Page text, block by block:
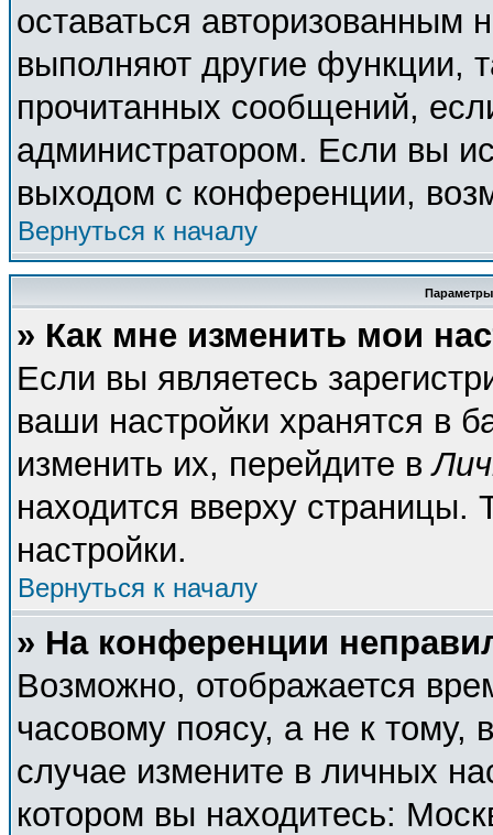
оставаться авторизованным
выполняют другие функции,
прочитанных сообщений,
администратором. Если вы
выходом с конференции,
Вернуться к началу
Параметры
» Как мне изменить мои
Если вы являетесь
ваши настройки хранятся в
изменить их, перейдите в
находится вверху
настройки.
Вернуться к началу
» На конференции
Возможно, отображается
часовому поясу, а не к тому,
случае измените в личных
котором вы находитесь: